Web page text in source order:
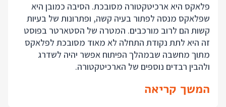
פלאקס היא ארכיטקטורה מסובכת. הסיבה כמובן היא
שפלאקס מנסה לפתור בעיה קשה, ופתרונות של בעיות
קשות הם לרוב מורכבים. המטרה של הסטארטר בפוסט
זה היא לתת נקודת התחלה לא מאוד מסובכת לפלאקס
מתוך מחשבה שבמהלך הפיתוח אפשר יהיה לשדרג
ולהבין רבדים נוספים של הארכיטקטורה.
המשך קריאה